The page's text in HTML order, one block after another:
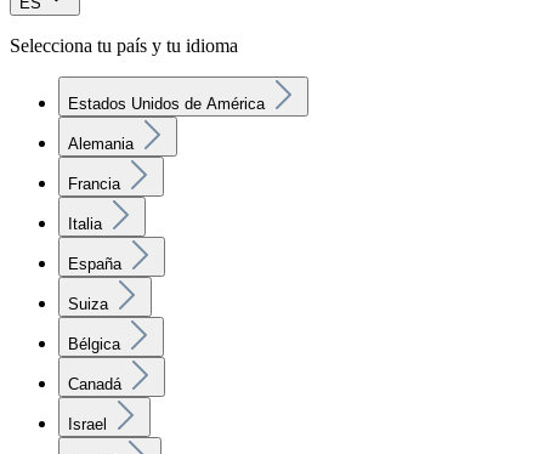
Selecciona tu país y tu idioma
Estados Unidos de América
Alemania
Francia
Italia
España
Suiza
Bélgica
Canadá
Israel